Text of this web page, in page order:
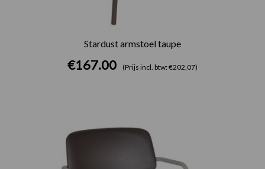
Stardust armstoel taupe
€167.00 (Prijs incl. btw: €202,07)